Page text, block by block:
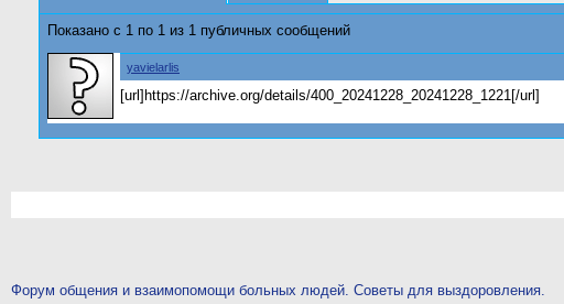
Показано с 1 по 1 из 1 публичных сообщений
yavielarlis
[url]https://archive.org/details/400_20241228_20241228_1221[/url]
Форум общения и взаимопомощи больных людей. Советы для выздоровления.